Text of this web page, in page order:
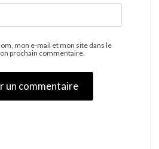
mon e-mail et mon site dans le
prochain commentaire.